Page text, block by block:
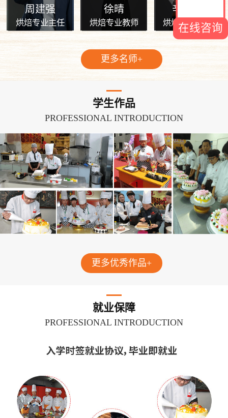
周建强
烘焙专业主任
徐晴
烘焙专业教师
辛会楼
烘焙专业教师
更多名师+
学生作品
PROFESSIONAL INTRODUCTION
更多优秀作品+
就业保障
PROFESSIONAL INTRODUCTION
在线咨询